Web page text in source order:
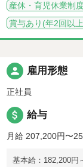
産休・育児休業制
賞与あり(年2回以上
person 雇用形態
正社員
attach_money 給与
月給 207,200円〜
基本給：182,200円